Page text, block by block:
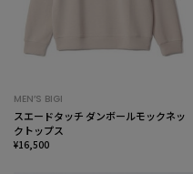
MEN’S BIGI
スエードタッチ ダンボールモックネッ
クトップス
¥16,500